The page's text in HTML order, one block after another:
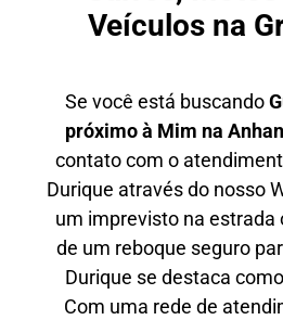
Veículos na
Se você está buscando
próximo à Mim na
contato com o
Durique através do nosso
um imprevisto na estrada
de um reboque seguro
Durique se destaca
Com uma rede de